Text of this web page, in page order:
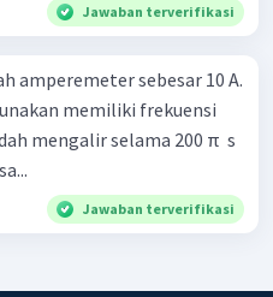
Jawaban terverifikasi
amperemeter sebesar 10 A.
memiliki frekuensi
mengalir selama 200 π ​ s
Jawaban terverifikasi